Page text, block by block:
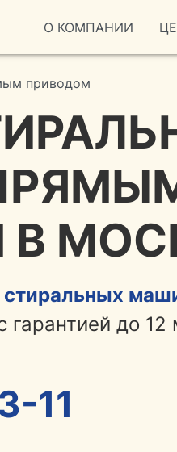
О КОМПАНИИ
приводом
стиральных
гарантией до 12
11